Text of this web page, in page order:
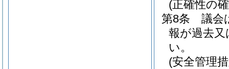
(正確性の
第8条
議会
報が過去
い。
(安全管理